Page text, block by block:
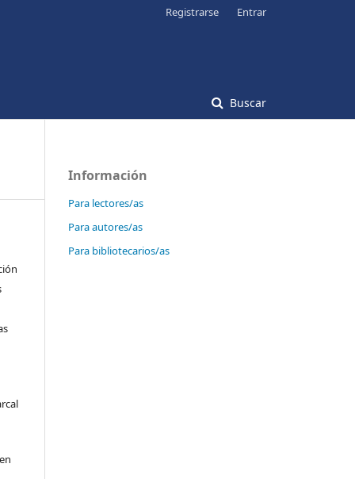
Buscar
Registrarse Entrar
Información
Para lectores/as
Para autores/as
Para bibliotecarios/as